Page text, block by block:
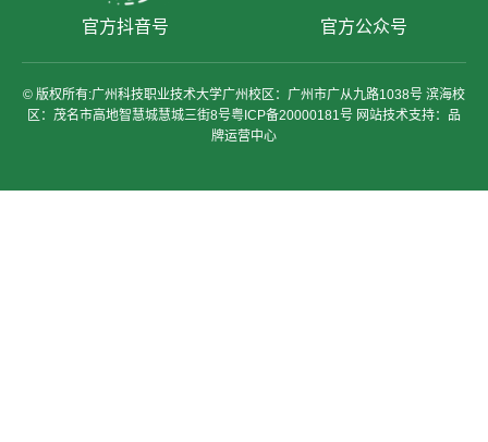
官方抖音号 官方公众号
© 版权所有:广州科技职业技术大学广州校区：广州市广从九路1038号 滨海校
区：茂名市高地智慧城慧城三街8号粤ICP备20000181号 网站技术支持：品
牌运营中心